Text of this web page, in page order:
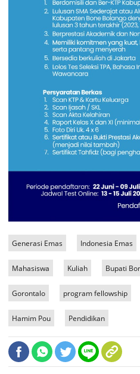
Generasi Emas Indonesia Emas
Mahasiswa Kuliah Bupati
Gorontalo program fellowship
Hamim Pou Pendidikan